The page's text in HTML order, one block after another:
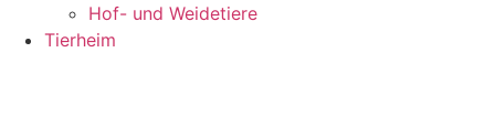
Hof- und Weidetiere
Tierheim